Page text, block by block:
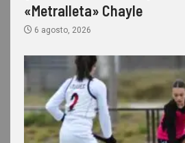
«Metralleta» Chayle
6 agosto, 2026